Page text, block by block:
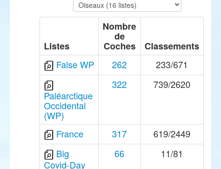
Listes
Nombre
de
Coches
Classements
False WP
262 233/671
Paléarctique
Occidental
(WP)
322 739/2620
France 317
619/2449
Big
Covid-Day
66 11/81